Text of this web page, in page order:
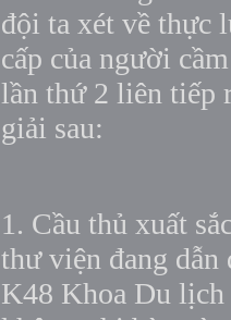
đội ta xét về thực
cấp của người
lần thứ 2 liên tiếp
giải sau:
1. Cầu thủ xuất
thư viện đang
K48 Khoa Du lịch